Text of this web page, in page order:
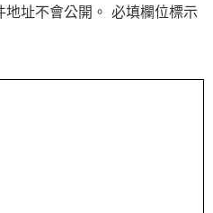
址不會公開。 必填欄位標示